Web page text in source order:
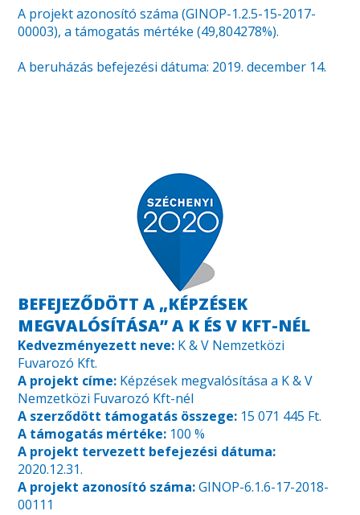
A projekt azonosító száma (GINOP-1.2.5-15-2017-
00003), a támogatás mértéke (49,804278%).
A beruházás befejezési dátuma: 2019. december 14.
BEFEJEZŐDÖTT A „KÉPZÉSEK
MEGVALÓSÍTÁSA” A K ÉS V KFT-NÉL
Kedvezményezett neve: K & V Nemzetközi
Fuvarozó Kft.
A projekt címe: Képzések megvalósítása a K & V
Nemzetközi Fuvarozó Kft-nél
A szerződött támogatás összege: 15 071 445 Ft.
A támogatás mértéke: 100 %
A projekt tervezett befejezési dátuma:
2020.12.31.
A projekt azonosító száma:GINOP-6.1.6-17-2018-
00111